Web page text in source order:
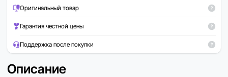
Оригинальный товар
Гарантия честной цены
Поддержка после покупки
Описание